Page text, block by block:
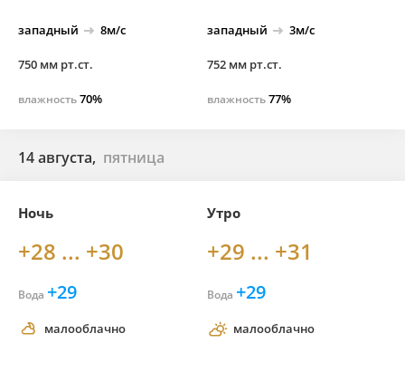
западный 8м/с
750 мм рт.ст.
влажность70%
западный 3м/с
752 мм рт.ст.
влажность77%
14 августа, пятница
Ночь
+28 ... +30
Вода +29
малооблачно
Утро
+29 ... +31
Вода +29
малооблачно